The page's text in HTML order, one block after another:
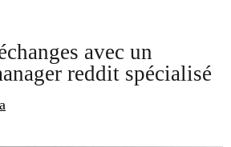
avec un
reddit spécialisé